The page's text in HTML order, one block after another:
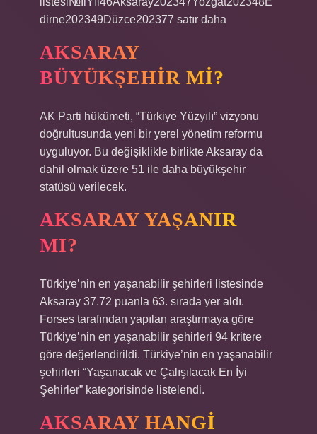
dirne202349Düzce202377 satır daha
AKSARAY
BÜYÜKŞEHIR MI?
AK Parti hükümeti, “Türkiye Yüzyılı” vizyonu
doğrultusunda yeni bir yerel yönetim reformu
uyguluyor. Bu değişiklikle birlikte Aksaray da
dahil olmak üzere 51 ile daha büyükşehir
statüsü verilecek.
AKSARAY YAŞANIR
MI?
Türkiye’nin en yaşanabilir şehirleri listesinde
Aksaray 37.72 puanla 63. sırada yer aldı.
Forses tarafından yapılan araştırmaya göre
Türkiye’nin en yaşanabilir şehirleri 94 kritere
göre değerlendirildi. Türkiye’nin en yaşanabilir
şehirleri “Yaşanacak ve Çalışılacak En İyi
Şehirler” kategorisinde listelendi.
AKSARAY HANGI